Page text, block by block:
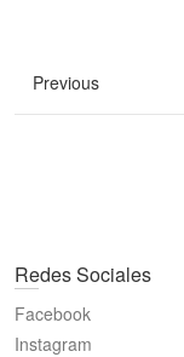
Previous
Redes Sociales
Facebook
Instagram